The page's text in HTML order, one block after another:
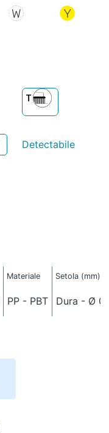
Detectabile
Materiale Setola (mm)
PP - PBT Dura - Ø